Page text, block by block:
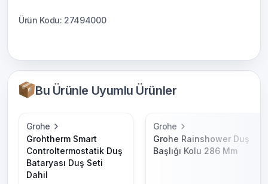
Bu Ürünle Uyumlu Ürünler
Grohe
Grohtherm Smart
Controltermostatik Duş
Bataryası Duş Seti
Dahil
Grohe
Grohe Rainshower Duş
Başlığı Kolu 286 Mm
Ürün Kodu: 27494000